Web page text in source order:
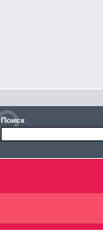
Поиск